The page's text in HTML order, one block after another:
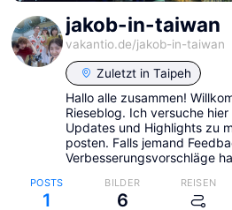
jakob-in-taiwan
vakantio.de/jakob-in-taiwan
Zuletzt in Taipeh
Hallo alle zusammen!
Rieseblog. Ich versuche
Updates und Highlights zu
posten. Falls jemand
Verbesserungsvorschläge
POSTS
1
BILDER
6
REISEN